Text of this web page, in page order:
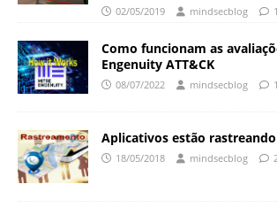
02/05/2019 mindsecblog 1
Como funcionam as
Engenuity ATT&CK
08/07/2022 mindsecblog 1
Aplicativos estão
18/05/2018 mindsecblog